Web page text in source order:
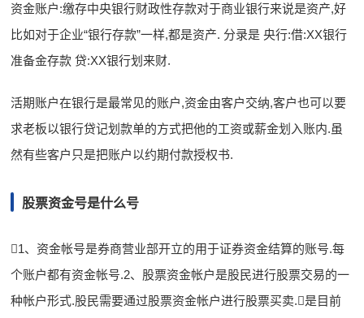
资金账户:缴存中央银行财政性存款对于商业银行来说是资产,好
比如对于企业“银行存款”一样,都是资产. 分录是 央行:借:XX银行
准备金存款 贷:XX银行划来财.
活期账户在银行是最常见的账户,资金由客户交纳,客户也可以要
求老板以银行贷记划款单的方式把他的工资或薪金划入账内.虽
然有些客户只是把账户以约期付款授权书.
股票资金号是什么号
1、资金帐号是券商营业部开立的用于证券资金结算的账号.每
个账户都有资金帐号.2、股票资金帐户是股民进行股票交易的一
种帐户形式.股民需要通过股票资金帐户进行股票买卖.是目前